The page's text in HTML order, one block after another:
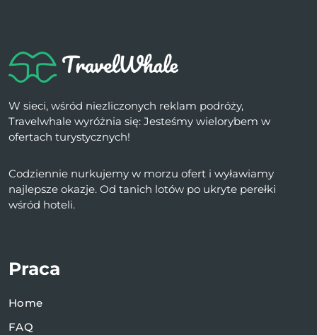
W sieci, wśród niezliczonych reklam podróży,
Travelwhale wyróżnia się: Jesteśmy wielorybem w
ofertach turystycznych!
Codziennie nurkujemy w morzu ofert i wyławiamy
najlepsze okazje. Od tanich lotów po ukryte perełki
wśród hoteli.
Praca
Home
FAQ